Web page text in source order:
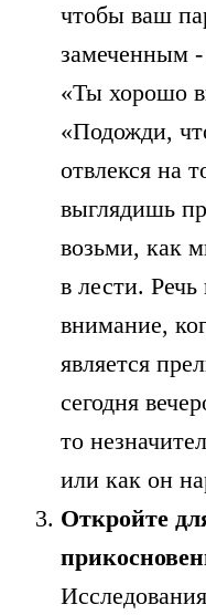
чтобы ваш
замеченным
«Ты хорошо
«Подожди,
отвлекся на
выглядишь
возьми, как
в лести.
внимание,
является
сегодня
то
или как он
Откройте